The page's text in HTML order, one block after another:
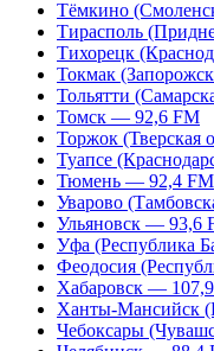
Тёмкино
Тирасполь
Тихорецк
Токмак
Тольятти
Томск — 92,6 FM
Торжок (Тверская
Туапсе
Тюмень — 92,4 FM
Уварово
Ульяновск — 93,6
Уфа (Республика
Феодосия
Хабаровск —
Ханты-Мансийск
Чебоксары